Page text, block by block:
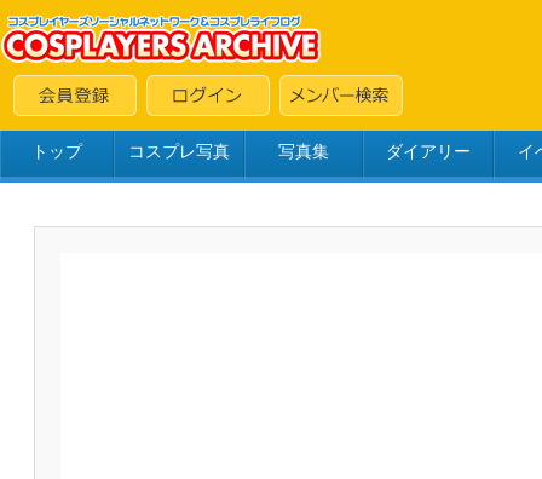
トップ コスプレ写真 写真集 ダイアリー イ